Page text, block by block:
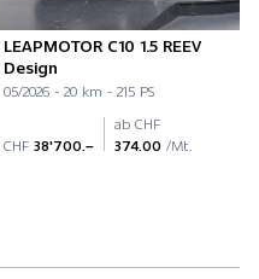
LEAPMOTOR C10 1.5 REEV
Design
05/2026 - 20 km - 215 PS
CHF 38'700.–
ab CHF
374.00 /Mt.